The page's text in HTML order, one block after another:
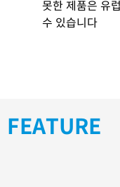
못한 제품은 유
수 있습니다
FEATURE